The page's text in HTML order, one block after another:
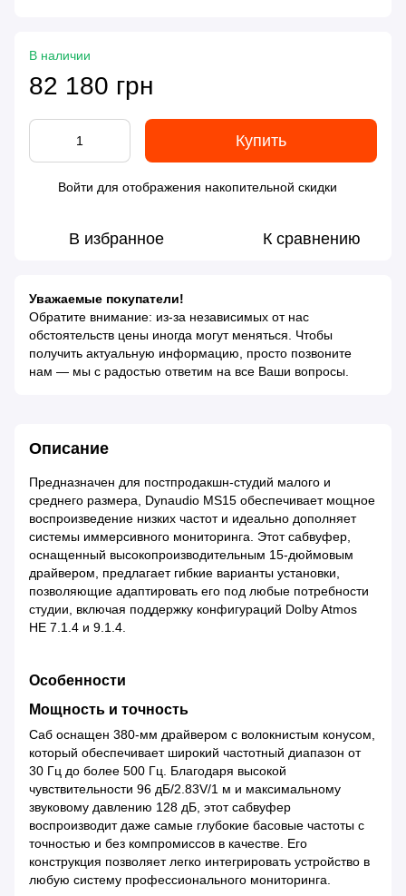
В наличии
82 180 грн
Купить
Войти для отображения накопительной скидки
В избранное К сравнению
Уважаемые покупатели!
Обратите внимание: из-за независимых от нас
обстоятельств цены иногда могут меняться. Чтобы
получить актуальную информацию, просто позвоните
нам — мы с радостью ответим на все Ваши вопросы.
Описание
Предназначен для постпродакшн-студий малого и
среднего размера, Dynaudio MS15 обеспечивает мощное
воспроизведение низких частот и идеально дополняет
системы иммерсивного мониторинга. Этот сабвуфер,
оснащенный высокопроизводительным 15-дюймовым
драйвером, предлагает гибкие варианты установки,
позволяющие адаптировать его под любые потребности
студии, включая поддержку конфигураций Dolby Atmos
HE 7.1.4 и 9.1.4.
Особенности
Мощность и точность
Саб оснащен 380-мм драйвером с волокнистым конусом,
который обеспечивает широкий частотный диапазон от
30 Гц до более 500 Гц. Благодаря высокой
чувствительности 96 дБ/2.83V/1 м и максимальному
звуковому давлению 128 дБ, этот сабвуфер
воспроизводит даже самые глубокие басовые частоты с
точностью и без компромиссов в качестве. Его
конструкция позволяет легко интегрировать устройство в
любую систему профессионального мониторинга.